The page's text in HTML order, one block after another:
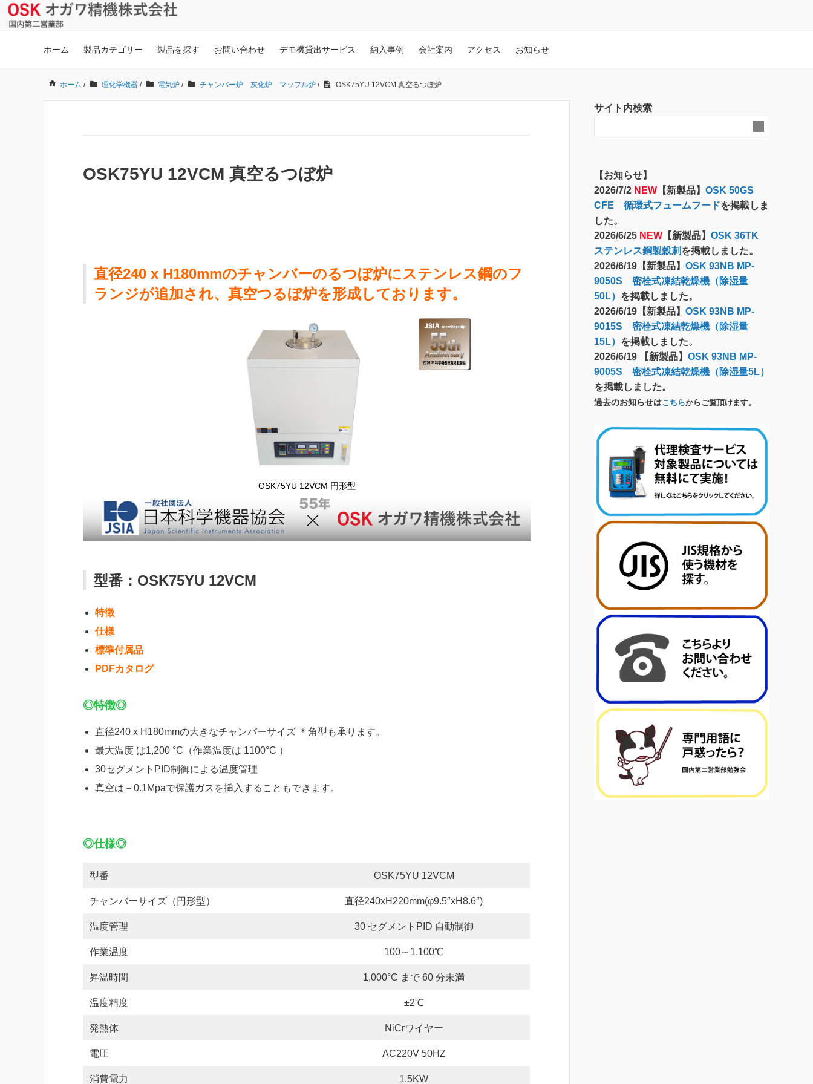
ホーム 製品カテゴリー 製品を探す お問い合わせ デモ機貸出サービス 納入事例 会社案内 アクセス お知らせ
ホーム / 理化学機器 / 電気炉 / チャンバー炉 灰化炉 マッフル炉 / OSK75YU 12VCM 真空るつぼ炉
OSK75YU 12VCM 真空るつぼ炉
直径240 x H180mmのチャンバーのるつぼ炉にステンレス鋼のフ
ランジが追加され、真空つるぼ炉を形成しております。
OSK75YU 12VCM 円形型
型番：OSK75YU 12VCM
特徴
仕様
標準付属品
PDFカタログ
◎特徴◎
直径240 x H180mmの大きなチャンバーサイズ ＊角型も承ります。
最大温度 は1,200 °C（作業温度は 1100°C ）
30セグメントPID制御による温度管理
真空は－0.1Mpaで保護ガスを挿入することもできます。
◎仕様◎
型番 OSK75YU 12VCM
チャンバーサイズ（円形型） 直径240xH220mm(φ9.5″xH8.6″)
温度管理 30 セグメントPID 自動制御
作業温度 100～1,100℃
昇温時間 1,000°C まで 60 分未満
温度精度 ±2℃
発熱体 NiCrワイヤー
電圧 AC220V 50HZ
消費電力 1.5KW
サイト内検索
【お知らせ】
2026/7/2 NEW 【新製品】 OSK 50GS
CFE 循環式フュームフードを掲載しま
した。
2026/6/25 NEW 【新製品】 OSK 36TK
ステンレス鋼製穀刺 を掲載しました。
2026/6/19【新製品】 OSK 93NB MP-
9050S 密栓式凍結乾燥機（除湿量
50L） を掲載しました。
2026/6/19【新製品】 OSK 93NB MP-
9015S 密栓式凍結乾燥機（除湿量
15L） を掲載しました。
2026/6/19 【新製品】 OSK 93NB MP-
9005S 密栓式凍結乾燥機（除湿量5L）
を掲載しました。
過去のお知らせはこちらからご覧頂けます。